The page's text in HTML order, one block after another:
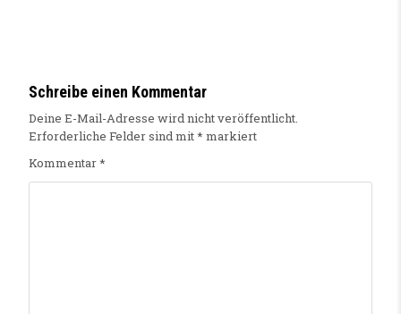
Schreibe einen Kommentar
Deine E-Mail-Adresse wird nicht veröffentlicht.
Erforderliche Felder sind mit* markiert
Kommentar*